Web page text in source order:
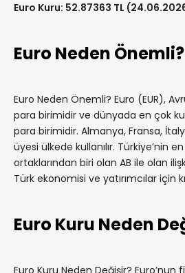
Euro Kuru: 52.87363 TL
Euro Neden Önemli?
Euro Neden Önemli? Euro (EUR),
para birimidir ve dünyada en çok
para birimidir. Almanya, Fransa,
üyesi ülkede kullanılır. Türkiye’nin
ortaklarından biri olan AB ile olan
Türk ekonomisi ve yatırımcılar için
Euro Kuru Neden
Euro Kuru Neden Değişir? Euro’nun